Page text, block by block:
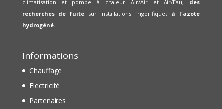
climatisation et pompe à chaleur Air/Air et Air/Eau, des
recherches de fuite sur installations frigorifiques à l'azote
hydrogéné.
Informations
Chauffage
Electricité
Partenaires